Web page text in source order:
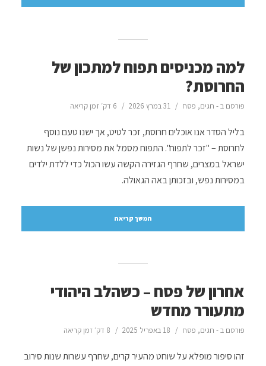
למה מכניסים תפוח למתכון של
החרוסת?
פורסם ב - חגים, פסח 31 במרץ 2026 6 דק׳ זמן קריאה
בליל הסדר אנו אוכלים חרוסת, זכר לטיט, אך ישנו טעם נוסף
לחרוסת – "זכר לתפוח". התפוח מסמל את מסירות נפשן של נשות
ישראל במצרים, שחרף הגזירה הקשה עשו הכול כדי ללדת ילדים
במסירות נפש, ובזכותן באה הגאולה.
המשך קריאה
אחרון של פסח – כשהלב היהודי
מתעורר מחדש
פורסם ב - חגים, פסח 18 באפריל 2025 8 דק׳ זמן קריאה
זהו סיפור מופלא על שוחט מהעיר קרים, שחרף עשרות שנות סירוב